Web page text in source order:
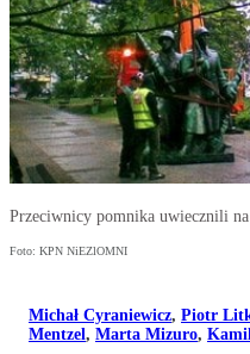
Przeciwnicy pomnika uwiecznili
Foto: KPN NiEZlOMNI
Michał Cyraniewicz, Piotr
Mentzel, Marta Mizuro,